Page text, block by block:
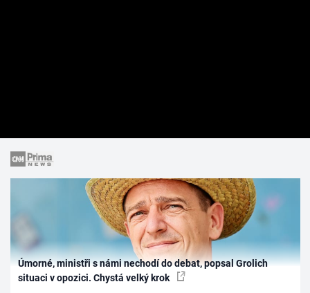
Úmorné, ministři s námi nechodí do debat, popsal Grolich
situaci v opozici. Chystá velký krok